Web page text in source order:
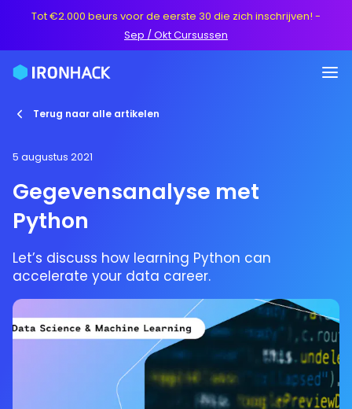
Tot €2.000 beurs voor de eerste 30 die zich inschrijven! -
Sep / Okt Cursussen
Terug naar alle artikelen
5 augustus 2021
Gegevensanalyse met
Python
Let’s discuss how learning Python can
accelerate your data career.